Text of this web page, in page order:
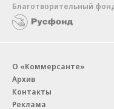
Благотворительный
О «Коммерсанте»
Архив
Контакты
Реклама